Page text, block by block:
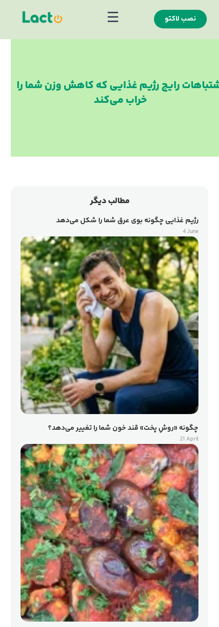
☰ نصب لاکتو
رایج رژیم غذایی که کاهش وزن شما را
خراب می‌کند
مطالب دیگر
رژیم غذایی چگونه بوی عرق شما را شکل می‌دهد
4 June
چگونه «روشِ پخت» قند خون شما را تغییر می‌دهد؟
21 April